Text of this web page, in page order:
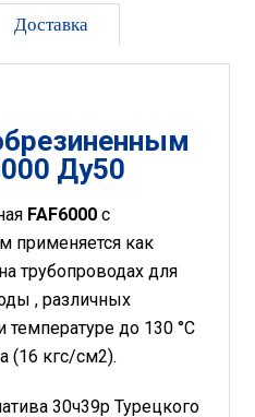
Доставка
Ду50
FAF6000 с
применяется как
трубопроводах для
, различных
температуре до 130 °С
(16 кгс/см2).
30ч39р Турецкого